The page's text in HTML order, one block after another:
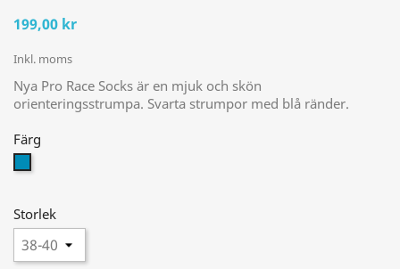
199,00 kr
Inkl. moms
Nya Pro Race Socks är en mjuk och skön
orienteringsstrumpa. Svarta strumpor med blå ränder.
Färg
Storlek